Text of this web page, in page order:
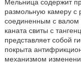
Мельница содержит
размольную камеру с
соединенным с валом
каната свиты с
представляет собой
покрыта
механизмом